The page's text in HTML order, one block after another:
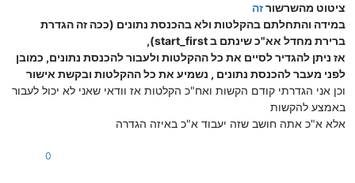
ציטוט מהשרשורזה
במידה והתחלתם בהקלטות ולא בהכנסת נתונים (ככה זה הגדרת
ברירת מחדל אא"כ שינתם ב start_first),
אז ניתן להגדיר לסיים את כל ההקלטות ולעבור להכנסת נתונים, כמובן
לפני מעבר להכנסת נתונים , נשמיע את כל ההקלטות ובקשת אישור
וכן אני הגדרתי קודם הקשות ואח"כ הקלטות אז וודאי שאני לא יכול לעבור
באמצע להקשות
אלא א"כ אתה חושב שזה יעבוד א"כ באיזה הגדרה
0